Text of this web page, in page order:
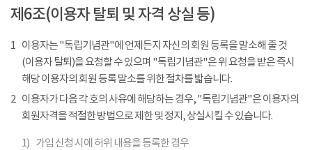
제6조(이용자 탈퇴 및 자격 상실 등)
1 이용자는 "독립기념관"에 언제든지 자신의 회원 등록을 말소해 줄 것
(이용자 탈퇴)을 요청할 수 있으며 "독립기념관"은 위 요청을 받은 즉시
해당 이용자의 회원 등록 말소를 위한 절차를 밟습니다.
2 이용자가 다음 각 호의 사유에 해당하는 경우, "독립기념관"은 이용자의
회원자격을 적절한 방법으로 제한 및 정지, 상실시킬 수 있습니다.
1) 가입 신청 시에 허위 내용을 등록한 경우